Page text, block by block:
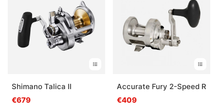
Shimano Talica II
€679
Accurate Fury 2-Speed R
€409